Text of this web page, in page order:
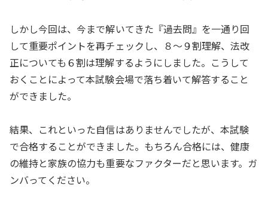
しかし今回は、今まで解いてきた『過去問』を一通り回
して重要ポイントを再チェックし、８～９割理解、法改
正についても６割は理解するようにしました。こうして
おくことによって本試験会場で落ち着いて解答すること
ができました。
結果、これといった自信はありませんでしたが、本試験
で合格することができました。もちろん合格には、健康
の維持と家族の協力も重要なファクターだと思います。ガ
ンバってください。